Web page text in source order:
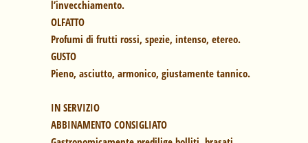
l’invecchiamento.
OLFATTO
Profumi di frutti rossi, spezie, intenso, etereo.
GUSTO
Pieno, asciutto, armonico, giustamente tannico.
IN SERVIZIO
ABBINAMENTO CONSIGLIATO